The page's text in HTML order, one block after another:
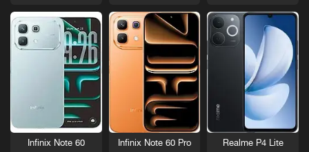
Realme P4 Lite
Infinix Note 60 Pro
Infinix Note 60